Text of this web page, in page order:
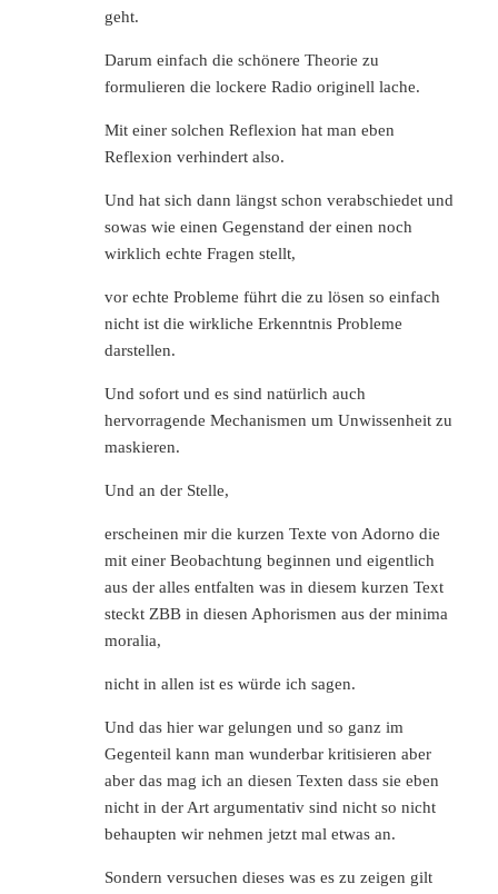
geht.
Darum einfach die schönere Theorie zu
formulieren die lockere Radio originell lache.
Mit einer solchen Reflexion hat man eben
Reflexion verhindert also.
Und hat sich dann längst schon verabschiedet und
sowas wie einen Gegenstand der einen noch
wirklich echte Fragen stellt,
vor echte Probleme führt die zu lösen so einfach
nicht ist die wirkliche Erkenntnis Probleme
darstellen.
Und sofort und es sind natürlich auch
hervorragende Mechanismen um Unwissenheit zu
maskieren.
Und an der Stelle,
erscheinen mir die kurzen Texte von Adorno die
mit einer Beobachtung beginnen und eigentlich
aus der alles entfalten was in diesem kurzen Text
steckt ZBB in diesen Aphorismen aus der minima
moralia,
nicht in allen ist es würde ich sagen.
Und das hier war gelungen und so ganz im
Gegenteil kann man wunderbar kritisieren aber
aber das mag ich an diesen Texten dass sie eben
nicht in der Art argumentativ sind nicht so nicht
behaupten wir nehmen jetzt mal etwas an.
Sondern versuchen dieses was es zu zeigen gilt